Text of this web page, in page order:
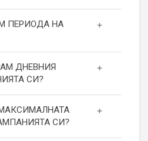
ПЕРИОДА НА
ДНЕВНИЯ
СИ?
СИ?